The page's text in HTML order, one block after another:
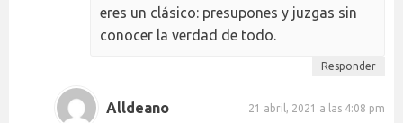
eres un clásico: presupones y juzgas sin
conocer la verdad de todo.
Responder
Alldeano 21 abril, 2021 a las 4:08 pm